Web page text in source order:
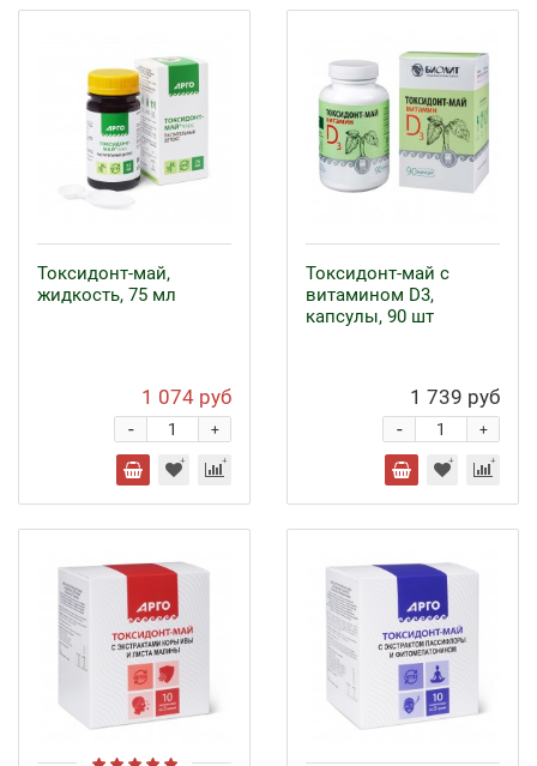
Токсидонт-май,
жидкость, 75 мл
1 074 руб
+
-
Токсидонт-май с
витамином D3,
капсулы, 90 шт
1 739 руб
+
-